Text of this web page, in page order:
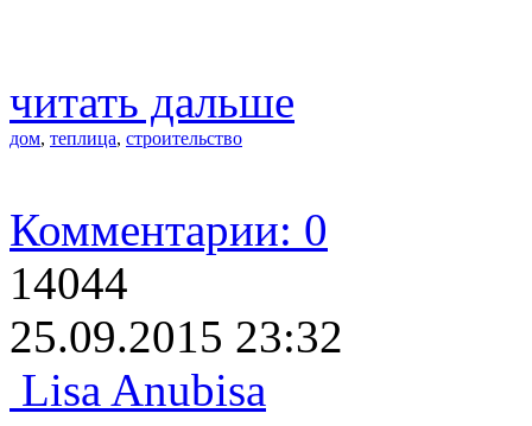
читать дальше
дом, теплица, строительство
Комментарии: 0
14044
25.09.2015 23:32
Lisa Anubisa